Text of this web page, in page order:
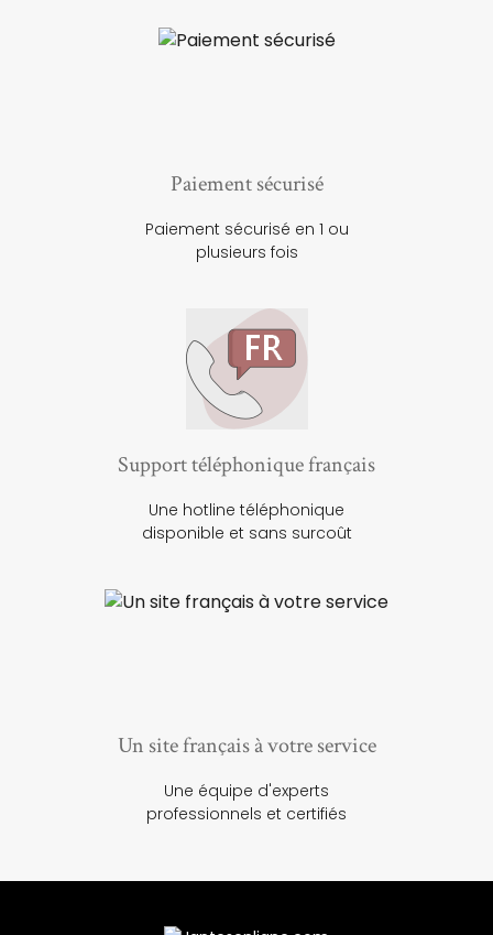
Paiement sécurisé
Paiement sécurisé en 1 ou
plusieurs fois
Support téléphonique français
Une hotline téléphonique
disponible et sans surcoût
Un site français à votre service
Une équipe d'experts
professionnels et certifiés